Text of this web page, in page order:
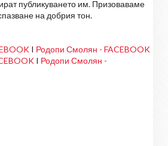
публикуването им. Призоваваме
на добрия тон.
I Родопи Смолян - FACEBOOK
I Родопи Смолян -